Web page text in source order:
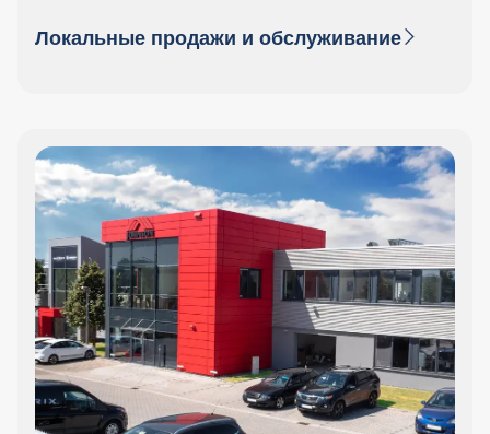
Локальные продажи и обслуживание